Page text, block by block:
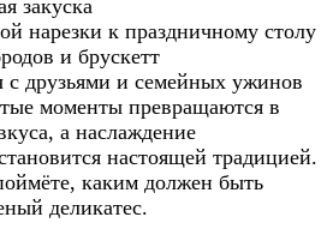
закуска
нарезки к праздничному столу
и брускетт
друзьями и семейных ужинов
моменты превращаются в
а наслаждение
настоящей традицией.
каким должен быть
деликатес.